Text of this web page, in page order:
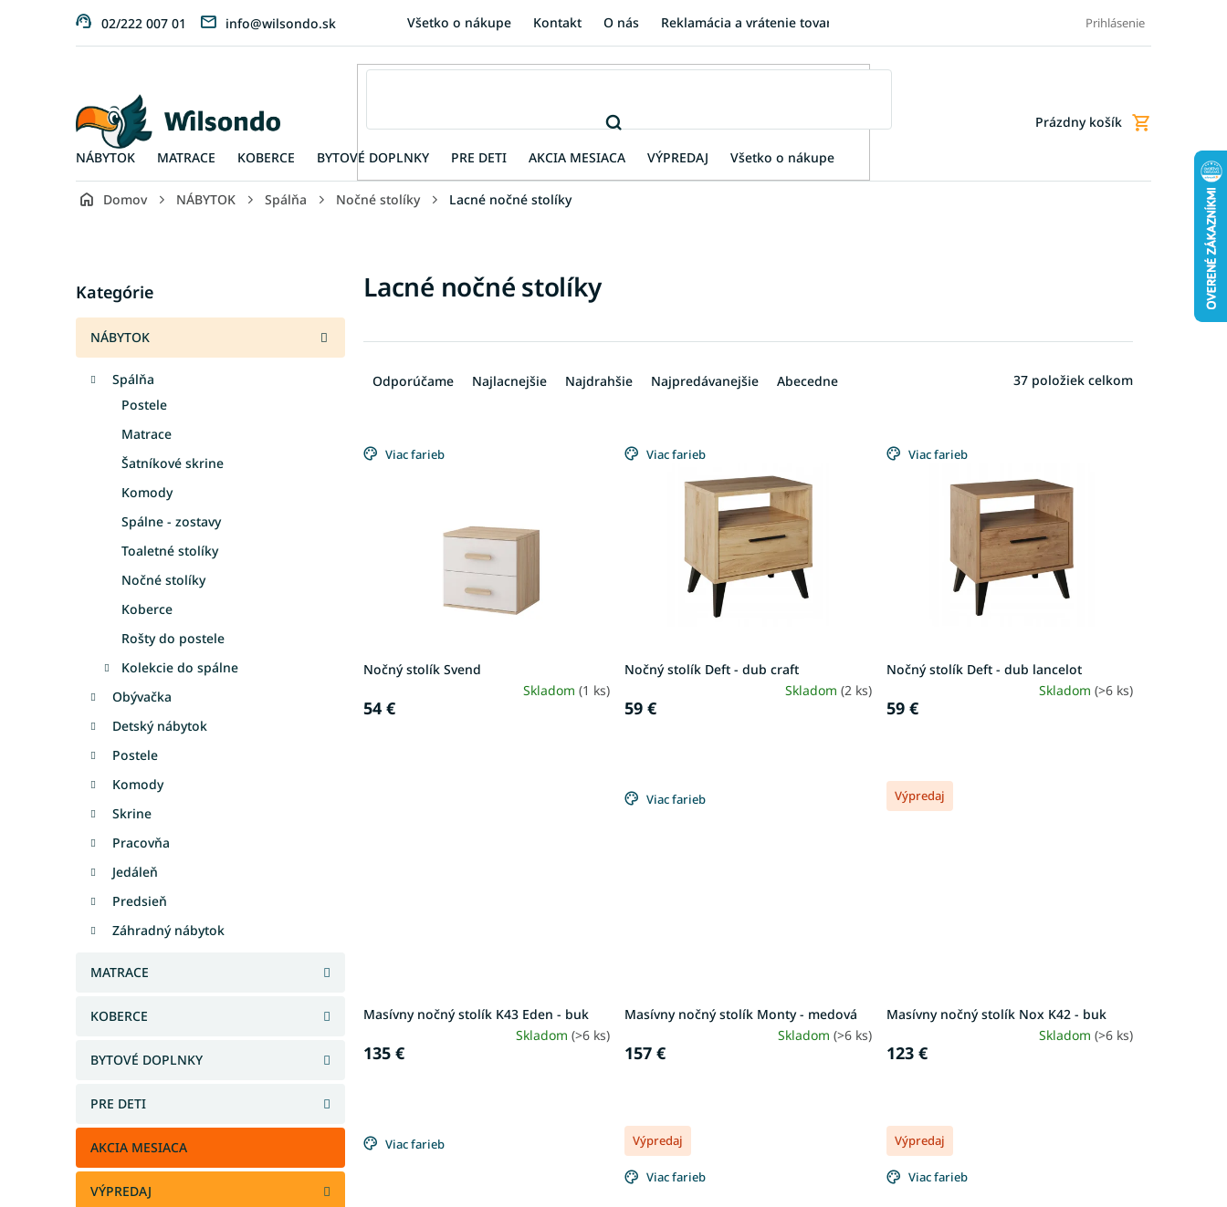
02/222 007 01 info@wilsondo.sk Všetko o nákupe Kontakt O nás Reklamácia a vrátenie tovaru FAQ - Najčastejšie otázky
Prihlásenie
Nákupný
Prázdny košík
NÁBYTOK MATRACE KOBERCE BYTOVÉ DOPLNKY PRE DETI AKCIA MESIACA VÝPREDAJ Všetko o nákupe
Domov NÁBYTOK Spálňa Nočné stolíky Lacné nočné stolíky
n
ý
p
kategórie
Kategórie
NÁBYTOK
Spálňa
Postele
Matrace
Šatníkové skrine
Komody
Spálne - zostavy
Toaletné stolíky
Nočné stolíky
Koberce
Rošty do postele
Kolekcie do spálne
Obývačka
Detský nábytok
Postele
Komody
Skrine
Pracovňa
Jedáleň
Predsieň
Záhradný nábytok
MATRACE
KOBERCE
BYTOVÉ DOPLNKY
PRE DETI
AKCIA MESIACA
VÝPREDAJ
Lacné nočné stolíky
a
i
v
Odporúčame Najlacnejšie Najdrahšie Najpredávanejšie Abecedne 37 položiek celkom
ý
o
v
Viac farieb
Nočný stolík Svend
Skladom(1 ks)
54 €
Viac farieb
Nočný stolík Deft - dub craft
Skladom (2 ks)
59 €
Viac farieb
Nočný stolík Deft - dub lancelot
Skladom (>6 ks)
59 €
Masívny nočný stolík K43 Eden - buk
Skladom(>6 ks)
135 €
Viac farieb
Masívny nočný stolík Monty - medová
Skladom (>6 ks)
157 €
Výpredaj
Masívny nočný stolík Nox K42 - buk
Skladom (>6 ks)
123 €
Viac farieb Výpredaj
Viac farieb
Výpredaj
Viac farieb